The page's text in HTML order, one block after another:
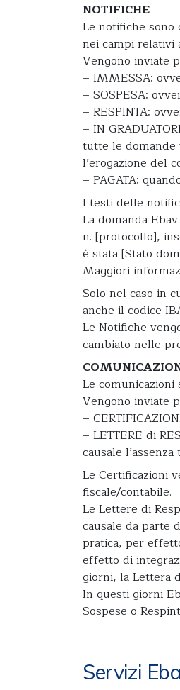
NOTIFICHE
Le notifiche
nei campi relativi
Vengono inviate
– IMMESSA:
– SOSPESA:
– RESPINTA:
– IN
tutte le domande
l’erogazione del
– PAGATA:
I testi delle
La domanda
n. [protocollo],
è stata [Stato
Maggiori
Solo nel caso in
anche il codice
Le Notifiche
cambiato nelle
Le
Vengono inviate
–
– LETTERE di
causale
Le Certificazioni
fiscale/contabile.
Le Lettere di
causale da parte
pratica, per
effetto di
giorni, la Lettera
In questi giorni
Sospese o
Servizi